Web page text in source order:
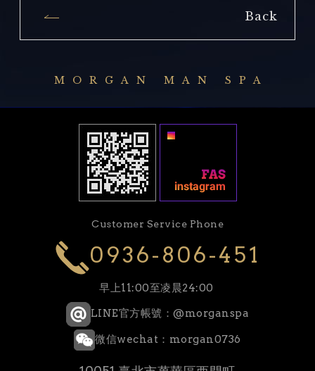
Back
MORGAN MAN SPA
Customer Service Phone
0936-806-451
早上11:00至凌晨24:00
LINE官方帳號：@morganspa
微信wechat：morgan0736